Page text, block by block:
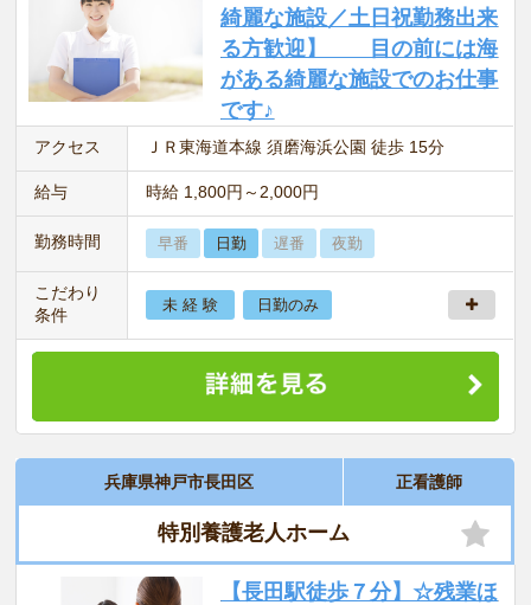
綺麗な施設／土日祝勤務出来
る方歓迎】 目の前には海
がある綺麗な施設でのお仕事
です♪
アクセス ＪＲ東海道本線 須磨海浜公園 徒歩 15分
給与 時給 1,800円～2,000円
勤務時間 早番 日勤 遅番 夜勤
こだわり
条件
未 経 験 日勤のみ
兵庫県神戸市長田区 正看護師
特別養護老人ホーム
【長田駅徒歩７分】☆残業ほ